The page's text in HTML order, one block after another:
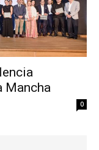
Mancha
0